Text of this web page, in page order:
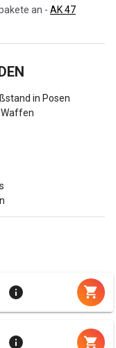
an - AK 47
in Posen
Waffen